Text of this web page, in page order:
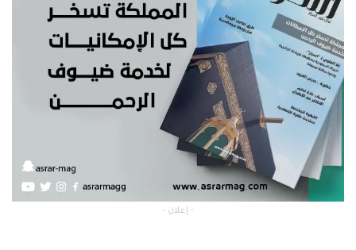
- إعلان -